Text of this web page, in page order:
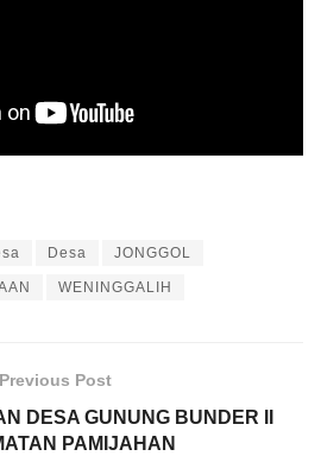
Desa JONGGOL
WENINGGALIH
Previous Post
DESA GUNUNG BUNDER II
PAMIJAHAN